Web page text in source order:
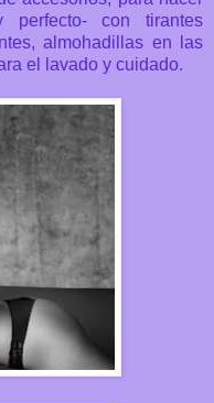
con tirantes
almohadillas en las
el lavado y cuidado.